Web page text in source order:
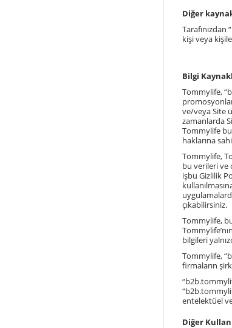
Diğer
Tarafınızdan “
kişi veya
Bilgi
Tommylife, “
ve/veya Site
zamanlarda
Tommylife
haklarına
Tommylife,
bu verileri ve
işbu Gizlilik
çıkabilirsiniz.
Tommylife,
bilgileri
Tommylife,
firmaların
“
“
entelektüel
Diğer